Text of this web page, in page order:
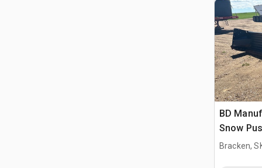
BD
Snow
Bracken,